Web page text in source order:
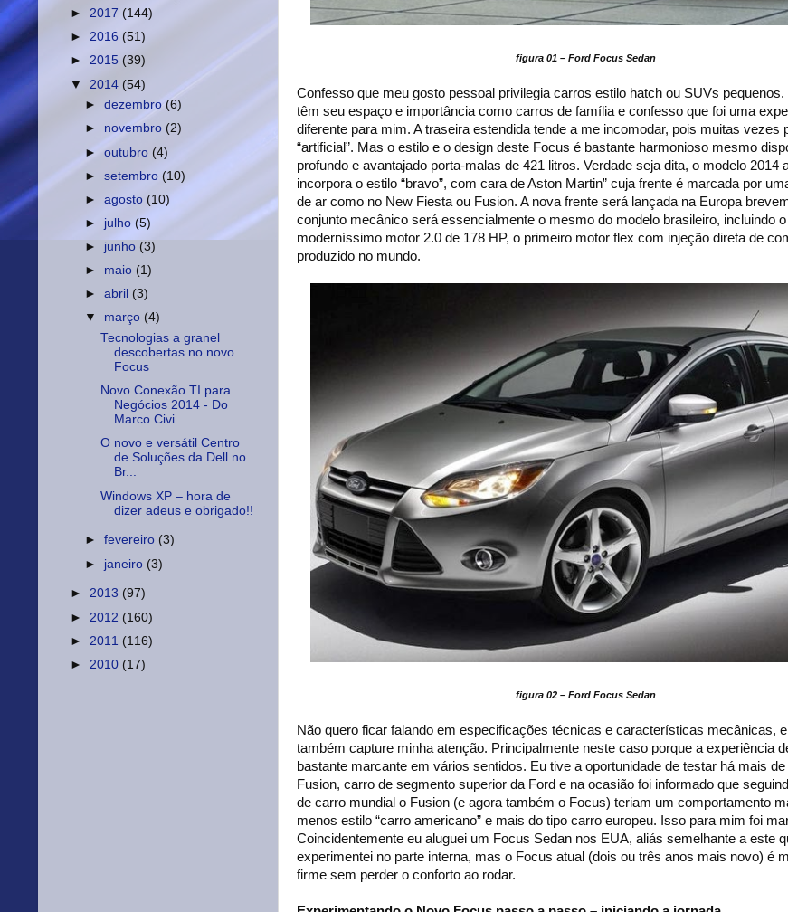
figura 01 – Ford Focus Sedan
Confesso que meu gosto pessoal privilegia carros estilo hatch ou SUVs
têm seu espaço e importância como carros de família e confesso que foi uma
diferente para mim. A traseira estendida tende a me incomodar, pois muitas vezes
“artificial”. Mas o estilo e o design deste Focus é bastante harmonioso mesmo
profundo e avantajado porta-malas de 421 litros. Verdade seja dita, o modelo 2014
incorpora o estilo “bravo”, com cara de Aston Martin” cuja frente é marcada por
de ar como no New Fiesta ou Fusion. A nova frente será lançada na Europa
conjunto mecânico será essencialmente o mesmo do modelo brasileiro, incluindo o
moderníssimo motor 2.0 de 178 HP, o primeiro motor flex com injeção direta de
produzido no mundo.
figura 02 – Ford Focus Sedan
Não quero ficar falando em especificações técnicas e características mecânicas,
também capture minha atenção. Principalmente neste caso porque a experiência
bastante marcante em vários sentidos. Eu tive a oportunidade de testar há mais
Fusion, carro de segmento superior da Ford e na ocasião foi informado que
de carro mundial o Fusion (e agora também o Focus) teriam um comportamento
menos estilo “carro americano” e mais do tipo carro europeu. Isso para mim foi
Coincidentemente eu aluguei um Focus Sedan nos EUA, aliás semelhante a este
experimentei no parte interna, mas o Focus atual (dois ou três anos mais novo) é
firme sem perder o conforto ao rodar.
► 2017 (144)
► 2016 (51)
► 2015 (39)
▼ 2014 (54)
►dezembro(6)
► novembro (2)
►outubro (4)
►setembro(10)
►agosto (10)
► julho(5)
► junho (3)
► maio (1)
►abril (3)
▼ março (4)
Tecnologias a granel
descobertas no novo
Focus
Novo Conexão TI para
Negócios 2014 - Do
Marco Civi...
O novo e versátil Centro
de Soluções da Dell no
Br...
Windows XP – hora de
dizer adeus e obrigado!!
►fevereiro (3)
► janeiro (3)
► 2013 (97)
► 2012 (160)
► 2011 (116)
► 2010 (17)